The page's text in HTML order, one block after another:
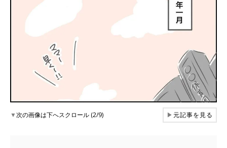
▼次の画像は下へスクロール (2/9) ▶元記事を見る